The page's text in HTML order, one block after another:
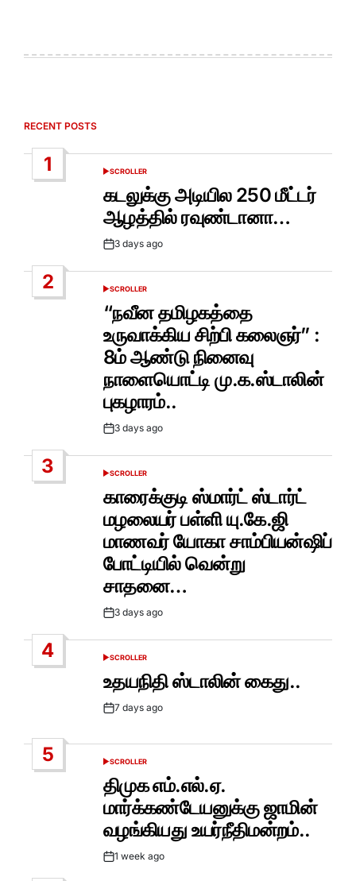
RECENT POSTS
1
POSTED
SCROLLER
கடலுக்கு அடியில 250 மீட்டர்
ஆழத்தில் ரவுண்டானா…
Post3 days ago
2
POSTED
SCROLLER
“நவீன தமிழகத்தை
உருவாக்கிய சிற்பி கலைஞர்” :
8ம் ஆண்டு நினைவு
நாளையொட்டி மு.க.ஸ்டாலின்
புகழாரம்..
Post3 days ago
3
POSTED
SCROLLER
காரைக்குடி ஸ்மார்ட் ஸ்டார்ட்
மழலையர் பள்ளி யு.கே.ஜி
மாணவர் யோகா சாம்பியன்ஷிப்
போட்டியில் வென்று
சாதனை…
Post3 days ago
4
POSTED
SCROLLER
உதயநிதி ஸ்டாலின் கைது..
Post7 days ago
5
POSTED
SCROLLER
திமுக எம்.எல்.ஏ.
மார்க்கண்டேயனுக்கு ஜாமின்
வழங்கியது உயர்நீதிமன்றம்..
Post1 week ago